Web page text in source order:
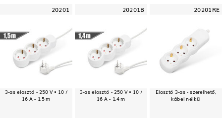
20201
3-as elosztó - 250 V • 10 /
16 A - 1,5 m
20201B
3-as elosztó - 250 V • 10 /
16 A - 1,4 m
20201RE
Elosztó 3-as - szerelhető,
kábel nélkül